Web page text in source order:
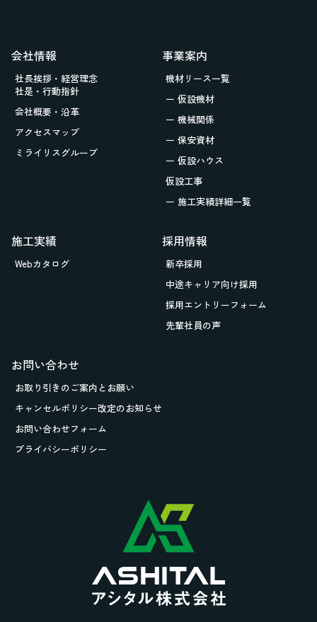
会社情報
社長挨拶・経営理念
社是・行動指針
会社概要・沿革
アクセスマップ
ミライリスグループ
事業案内
機材リース一覧
ー 仮設機材
ー 機械関係
ー 保安資材
ー 仮設ハウス
仮設工事
ー 施工実績詳細一覧
施工実績
Webカタログ
採用情報
新卒採用
中途キャリア向け採用
採用エントリーフォーム
先輩社員の声
お問い合わせ
お取り引きのご案内とお願い
キャンセルポリシー改定のお知らせ
お問い合わせフォーム
プライバシーポリシー